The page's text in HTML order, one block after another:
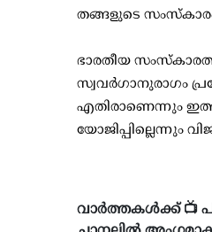
തങ്ങളുടെ
ഭാരതീയ
സ്വവര്‍ഗാനുരാഗം
എതിരാണെന്നും
യോജിപ്പില്ലെന്നും
വാർത്തകൾക്ക് 📺